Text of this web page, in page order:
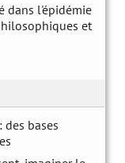
dans l'épidémie
et
bases